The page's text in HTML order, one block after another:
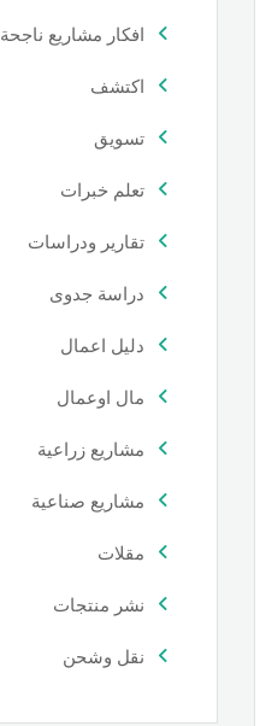
افكار مشاريع ناجحة
اكتشف
تسويق
تعلم خبرات
تقارير ودراسات
دراسة جدوى
دليل اعمال
مال اوعمال
مشاريع زراعية
مشاريع صناعية
مقلات
نشر منتجات
نقل وشحن